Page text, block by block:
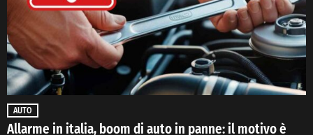
AUTO
Allarme in italia, boom di auto in panne: il motivo è